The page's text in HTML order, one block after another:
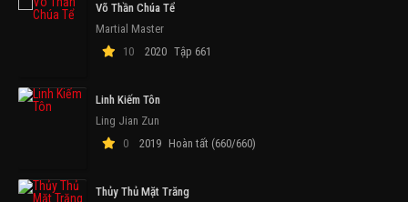
Võ Thần Chúa Tể
Martial Master
10
2020 Tập 661
Linh Kiếm Tôn
Ling Jian Zun
0
2019 Hoàn tất (660/660)
Thủy Thủ Mặt Trăng